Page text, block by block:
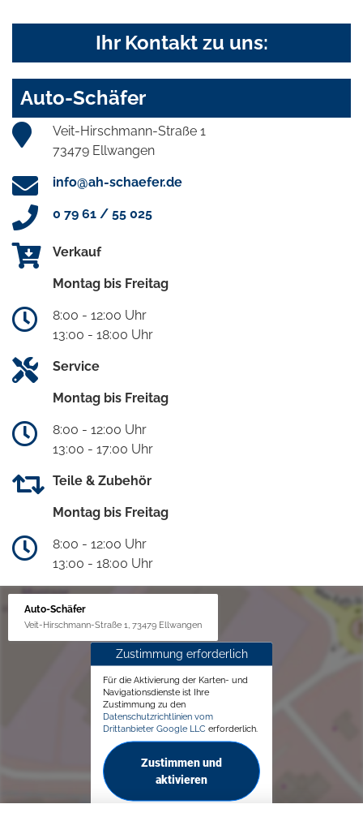
Ihr Kontakt zu uns:
Auto-Schäfer
Veit-Hirschmann-Straße 1
73479 Ellwangen
info@ah-schaefer.de
0 79 61 / 55 025
Verkauf
Montag bis Freitag
8:00 - 12:00 Uhr
13:00 - 18:00 Uhr
Service
Montag bis Freitag
8:00 - 12:00 Uhr
13:00 - 17:00 Uhr
Teile & Zubehör
Montag bis Freitag
8:00 - 12:00 Uhr
13:00 - 18:00 Uhr
Auto-Schäfer
Veit-Hirschmann-Straße 1, 73479 Ellwangen
Zustimmung erforderlich
Für die Aktivierung der Karten- und
Navigationsdienste ist Ihre
Zustimmung zu den
Datenschutzrichtlinien vom
Drittanbieter Google LLC erforderlich.
Zustimmen und
aktivieren